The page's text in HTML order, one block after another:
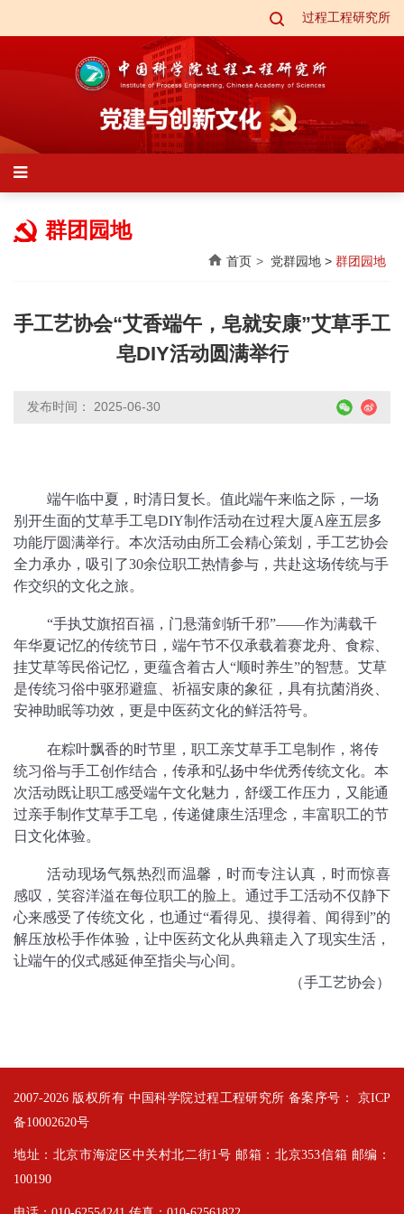
过程工程研究所
群团园地
首页 党群园地 > 群团园地
手工艺协会“艾香端午，皂就安康”艾草手工
皂DIY活动圆满举行
发布时间： 2025-06-30
端午临中夏，时清日复长。值此端午来临之际，一场
别开生面的艾草手工皂DIY制作活动在过程大厦A座五层多
功能厅圆满举行。本次活动由所工会精心策划，手工艺协会
全力承办，吸引了30余位职工热情参与，共赴这场传统与手
作交织的文化之旅。
“手执艾旗招百福，门悬蒲剑斩千邪”——作为满载千
年华夏记忆的传统节日，端午节不仅承载着赛龙舟、食粽、
挂艾草等民俗记忆，更蕴含着古人“顺时养生”的智慧。艾草
是传统习俗中驱邪避瘟、祈福安康的象征，具有抗菌消炎、
安神助眠等功效，更是中医药文化的鲜活符号。
在粽叶飘香的时节里，职工亲艾草手工皂制作，将传
统习俗与手工创作结合，传承和弘扬中华优秀传统文化。本
次活动既让职工感受端午文化魅力，舒缓工作压力，又能通
过亲手制作艾草手工皂，传递健康生活理念，丰富职工的节
日文化体验。
活动现场气氛热烈而温馨，时而专注认真，时而惊喜
感叹，笑容洋溢在每位职工的脸上。通过手工活动不仅静下
心来感受了传统文化，也通过“看得见、摸得着、闻得到”的
解压放松手作体验，让中医药文化从典籍走入了现实生活，
让端午的仪式感延伸至指尖与心间。
（手工艺协会）
2007-2026 版权所有 中国科学院过程工程研究所 备案序号： 京ICP
备10002620号
地址：北京市海淀区中关村北二街1号 邮箱：北京353信箱 邮编：
100190